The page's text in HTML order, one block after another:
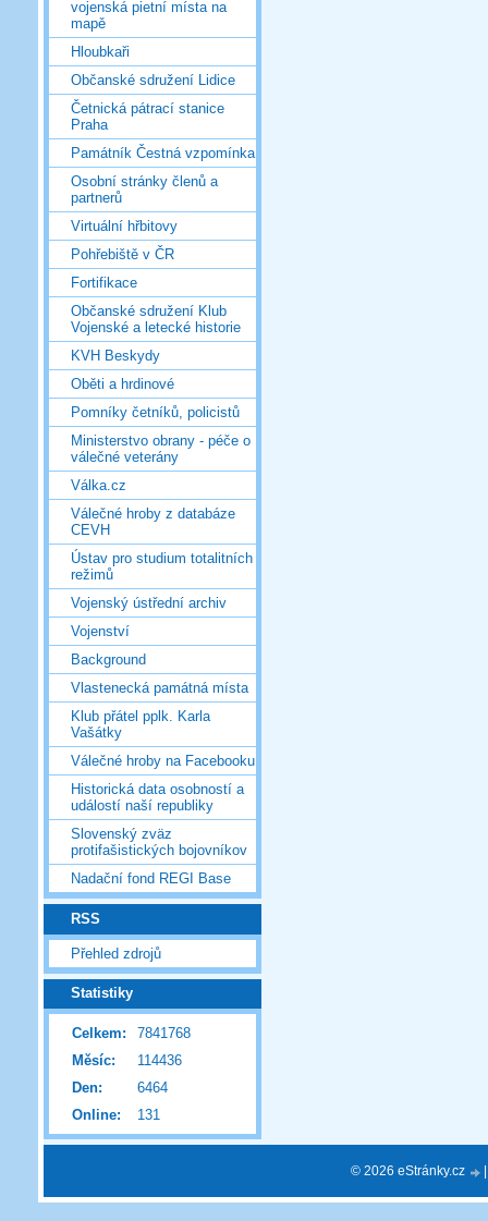
vojenská pietní místa na
mapě
Hloubkaři
Občanské sdružení Lidice
Četnická pátrací stanice
Praha
Památník Čestná vzpomínka
Osobní stránky členů a
partnerů
Virtuální hřbitovy
Pohřebiště v ČR
Fortifikace
Občanské sdružení Klub
Vojenské a letecké historie
KVH Beskydy
Oběti a hrdinové
Pomníky četníků, policistů
Ministerstvo obrany - péče o
válečné veterány
Válka.cz
Válečné hroby z databáze
CEVH
Ústav pro studium totalitních
režimů
Vojenský ústřední archiv
Vojenství
Background
Vlastenecká památná místa
Klub přátel pplk. Karla
Vašátky
Válečné hroby na Facebooku
Historická data osobností a
událostí naší republiky
Slovenský zväz
protifašistických bojovníkov
Nadační fond REGI Base
RSS
Přehled zdrojů
Statistiky
Online: 131
Celkem:
7841768
Měsíc:
114436
Den:
6464
© 2026 eStránky.cz